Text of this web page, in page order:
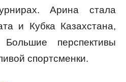
Арина стала
и Кубка Казахстана,
перспективы
спортсменки.